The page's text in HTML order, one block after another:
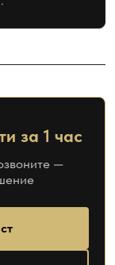
за 1 час
—